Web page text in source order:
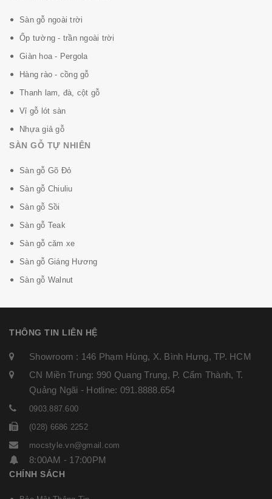
Sàn gỗ ngoài trời
Ốp tường - trần ngoài trời
Giàn hoa - Pergola
Hàng rào - cồng gỗ
Thanh lam, đà, cột gỗ
Vỉ gỗ lót sàn
Nhựa giả gỗ
SÀN GỖ TỰ NHIÊN
Sàn gỗ Gõ Đỏ
Sàn gỗ Chiuliu
Sàn gỗ Sồi
Sàn gỗ Teak
Sàn gỗ căm xe
Sàn gỗ Giáng Hương
Sàn gỗ Walnut
THÔNG TIN LIÊN HỆ
Showroom : 146 Phạm Hùng, X. Bình Hưng, TP. HCM
CN Miền Trung: 990 Quang Trung, P. Cẩm Thành, T.
Quảng Ngãi - Hotline: 091.8888.654
0903.887.600
(028) 6686 2252
mocstyle.vn@gmail.com
8:00AM - 17:00PM
CHÍNH SÁCH